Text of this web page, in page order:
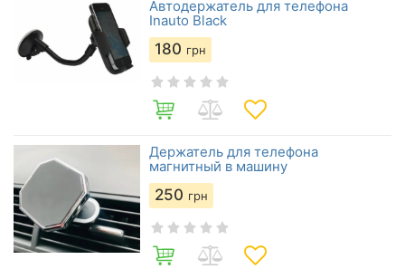
Автодержатель для телефона
Inauto Black
180 грн
Держатель для телефона
магнитный в машину
250 грн